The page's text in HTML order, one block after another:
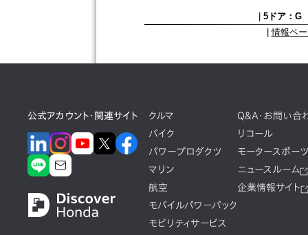
5ドア：
|情報ペ
公式アカウント・関連サイト
クルマ
バイク
パワープロダクツ
マリン
航空
モバイルパワーパック
モビリティサービス
Q&A・お問い合
リコール
モータースポーツ
ニュースルーム
企業情報サイト